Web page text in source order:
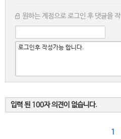
원하는 계정으로 로그인 후 댓글을
입력 된 100자 의견이 없습니다.
1